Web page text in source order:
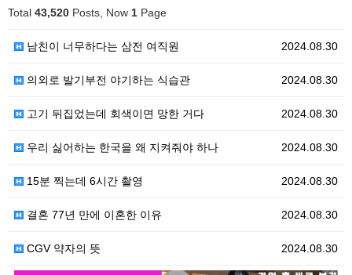
Total 43,520 Posts, Now 1 Page
2024.08.30
남친이 너무하다는 삼전 여직원
2024.08.30
의외로 발기부전 야기하는 식습관
2024.08.30
고기 뒤집었는데 회색이면 망한 거다
2024.08.30
우리 싫어하는 한국을 왜 지켜줘야 하나
2024.08.30
15분 찍는데 6시간 촬영
2024.08.30
결혼 77년 만에 이혼한 이유
2024.08.30
CGV 약자의 뜻